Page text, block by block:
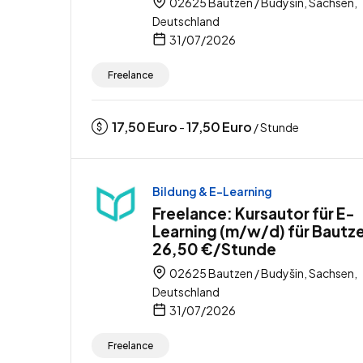
Deutschland
31/07/2026
Freelance
17,50Euro -17,50Euro / Stunde
Bildung & E-Learning
Freelance: Kursautor für E-
Learning (m/w/d) für
26,50 €/Stunde
02625 Bautzen / Budyšin, Sachsen,
Deutschland
31/07/2026
Freelance